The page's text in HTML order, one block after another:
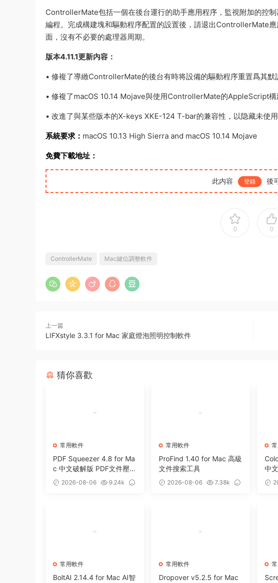
ControllerMate包括一個在後台運行的助手應用程序，監視附加的控
編程。完成構建塊和驅動程序配置的設置後，請退出ControllerMate
面，沒有不必要的處理器周期。
版本4.11.1更新内容：
• 修複了導緻ControllerMate的後台有時将設備的驅動程序重置爲其
• 修複了macOS 10.14 Mojave與使用ControllerMate的AppleScript
• 改進了與某些版本的X-keys XKE-124 T-bar的兼容性，以隐藏未使
系統要求： macOS 10.13 High Sierra and macOS 10.14 Mojave
免費下載地址：
此内容 登錄 後
0 0
ControllerMate Mac鍵位調整軟件
上一篇
LIFXstyle 3.3.1 for Mac 家庭燈泡照明控制軟件
猜你喜歡
常用軟件
PDF Squeezer 4.8 for Ma
c 中文破解版 PDF文件壓
縮工具
2026-08-06
9.24k
常用軟件
ProFind 1.40 for Mac 高級
文件搜索工具
2026-08-06
7.38k
中
工具
常用軟件
BoltAI 2.14.4 for Mac AI智
常用軟件
Dropover v5.2.5 for Mac